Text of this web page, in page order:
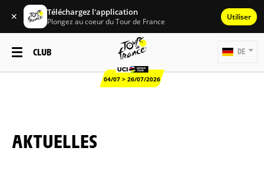
✕ Téléchargez l'application
Plongez au coeur du Tour de France Utiliser
CLUB
04/07 > 26/07/2026
DE
AKTUELLES